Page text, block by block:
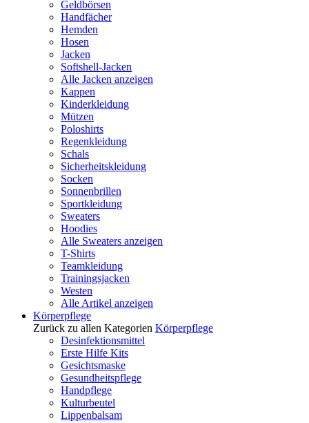
Geldbörsen
Handfächer
Hemden
Hosen
Jacken
Softshell-Jacken
Alle Jacken anzeigen
Kappen
Kinderkleidung
Mützen
Poloshirts
Regenkleidung
Schals
Sicherheitskleidung
Socken
Sonnenbrillen
Sportkleidung
Sweaters
Hoodies
Alle Sweaters anzeigen
T-Shirts
Teamkleidung
Trainingsjacken
Westen
Alle Artikel anzeigen
Körperpflege
Zurück zu allen Kategorien Körperpflege
Desinfektionsmittel
Erste Hilfe Kits
Gesichtsmaske
Gesundheitspflege
Handpflege
Kulturbeutel
Lippenbalsam